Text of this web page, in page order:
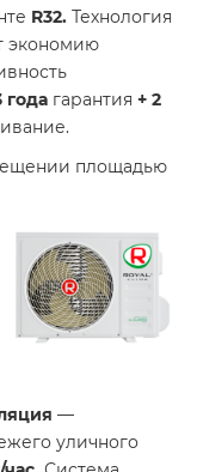
R32. Технология
экономию
года гарантия + 2
площадью
—
уличного